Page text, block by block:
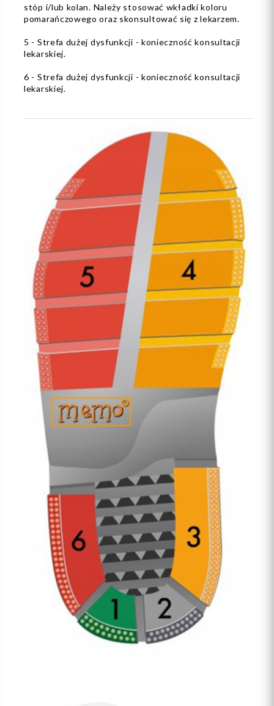
stóp i/lub kolan. Należy stosować wkładki koloru
pomarańczowego oraz skonsultować się z lekarzem.
5 - Strefa dużej dysfunkcji - konieczność konsultacji
lekarskiej.
6 - Strefa dużej dysfunkcji - konieczność konsultacji
lekarskiej.